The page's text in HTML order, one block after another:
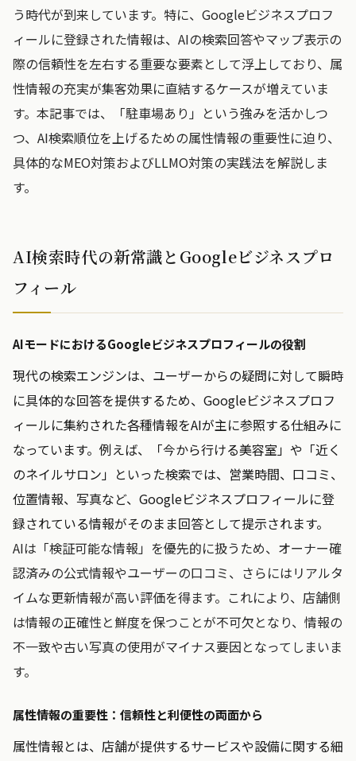
う時代が到来しています。特に、Googleビジネスプロフ
ィールに登録された情報は、AIの検索回答やマップ表示の
際の信頼性を左右する重要な要素として浮上しており、属
性情報の充実が集客効果に直結するケースが増えていま
す。本記事では、「駐車場あり」という強みを活かしつ
つ、AI検索順位を上げるための属性情報の重要性に迫り、
具体的なMEO対策およびLLMO対策の実践法を解説しま
す。
AI検索時代の新常識とGoogleビジネスプロ
フィール
AIモードにおけるGoogleビジネスプロフィールの役割
現代の検索エンジンは、ユーザーからの疑問に対して瞬時
に具体的な回答を提供するため、Googleビジネスプロフ
ィールに集約された各種情報をAIが主に参照する仕組みに
なっています。例えば、「今から行ける美容室」や「近く
のネイルサロン」といった検索では、営業時間、口コミ、
位置情報、写真など、Googleビジネスプロフィールに登
録されている情報がそのまま回答として提示されます。
AIは「検証可能な情報」を優先的に扱うため、オーナー確
認済みの公式情報やユーザーの口コミ、さらにはリアルタ
イムな更新情報が高い評価を得ます。これにより、店舗側
は情報の正確性と鮮度を保つことが不可欠となり、情報の
不一致や古い写真の使用がマイナス要因となってしまいま
す。
属性情報の重要性：信頼性と利便性の両面から
属性情報とは、店舗が提供するサービスや設備に関する細